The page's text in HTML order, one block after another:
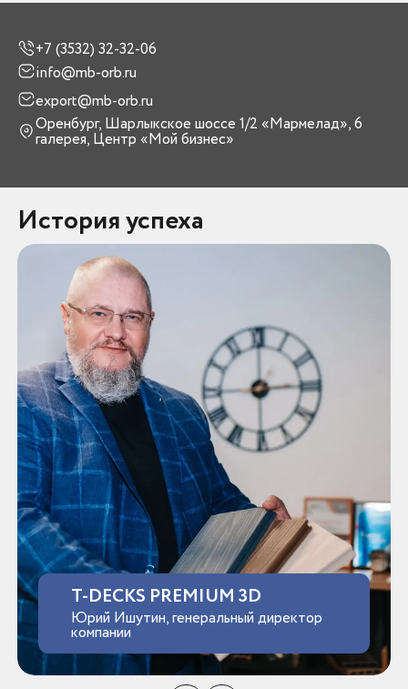
+7 (3532) 32-32-06
info@mb-orb.ru
export@mb-orb.ru
Оренбург, Шарлыкское шоссе 1/2 «Мармелад», 6
галерея, Центр «Мой бизнес»
История успеха
T-DECKS PREMIUM 3D
Юрий Ишутин, генеральный директор
компании